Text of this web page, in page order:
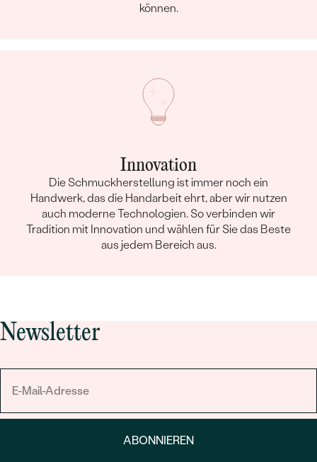
können.
Innovation
Die Schmuckherstellung ist immer noch ein
Handwerk, das die Handarbeit ehrt, aber wir nutzen
auch moderne Technologien. So verbinden wir
Tradition mit Innovation und wählen für Sie das Beste
aus jedem Bereich aus.
Newsletter
ABONNIEREN